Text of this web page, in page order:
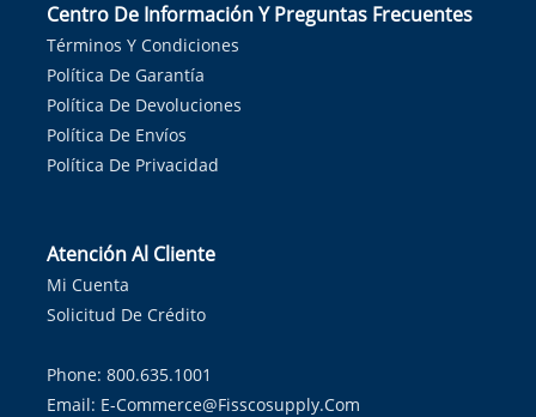
Centro De Información Y Preguntas Frecuentes
Términos Y Condiciones
Política De Garantía
Política De Devoluciones
Política De Envíos
Política De Privacidad
Atención Al Cliente
Mi Cuenta
Solicitud De Crédito
Phone: 800.635.1001
Email: E-Commerce@fisscosupply.com